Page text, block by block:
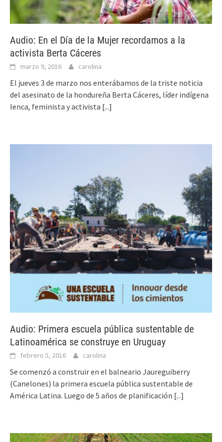
Audio: En el Día de la Mujer recordamos a la
activista Berta Cáceres
marzo 9, 2016 carolina
El jueves 3 de marzo nos enterábamos de la triste noticia
del asesinato de la hondureña Berta Cáceres, líder indígena
lenca, feminista y activista [...]
Audio: Primera escuela pública sustentable de
Latinoamérica se construye en Uruguay
febrero 5, 2016 carolina
Se comenzó a construir en el balneario Jaureguiberry
(Canelones) la primera escuela pública sustentable de
América Latina. Luego de 5 años de planificación [...]